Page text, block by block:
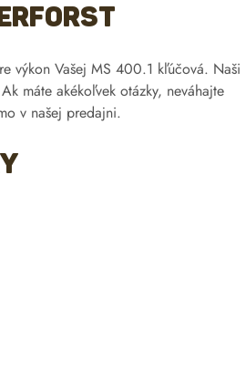
výkon Vašej MS 400.1 kľúčová. Naši
máte akékoľvek otázky, neváhajte
v našej predajni.